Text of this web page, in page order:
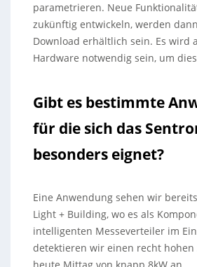
parametrieren. Neue
zukünftig entwickeln, werden
Download erhältlich sein. Es wird
Hardware notwendig sein, um
Gibt es bestimmte
für die sich das
besonders eignet?
Eine Anwendung sehen wir
Light + Building, wo es als
intelligenten Messeverteiler im
detektieren wir einen recht hohen